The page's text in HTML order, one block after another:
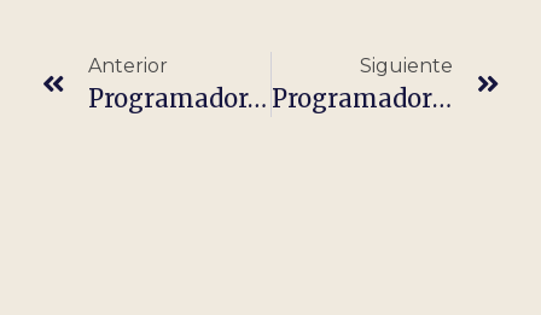
Anterior
Programador/a JavaScript ARIS
Siguiente
Programadores PHP Drupal -100%Remoto